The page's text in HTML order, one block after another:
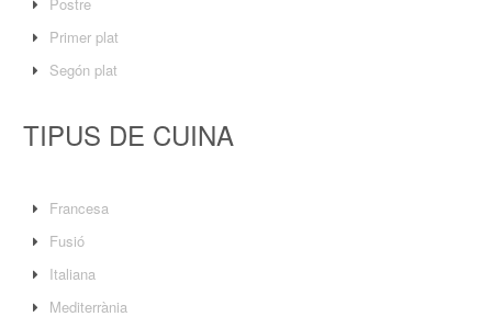
Primer plat
Segón plat
TIPUS DE CUINA
Francesa
Fusió
Italiana
Mediterrània